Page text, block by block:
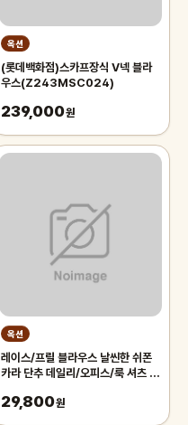
옥션
(롯데백화점)스카프장식 V넥 블라
우스(Z243MSC024)
239,000원
옥션
레이스/프릴 블라우스 날씬한 쉬폰
카라 단추 데일리/오피스/룩 셔츠 남
29,800원